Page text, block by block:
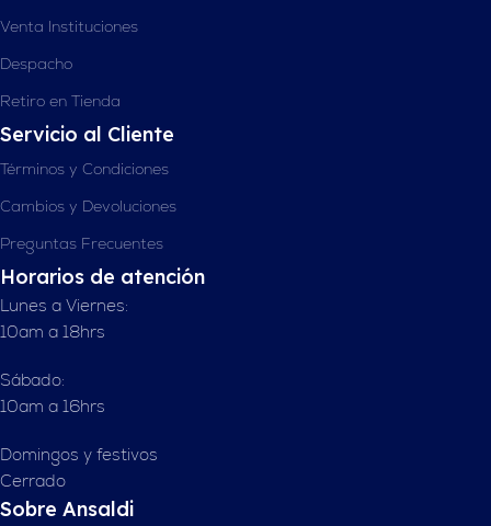
Venta Instituciones
Despacho
Retiro en Tienda
Servicio al Cliente
Términos y Condiciones
Cambios y Devoluciones
Preguntas Frecuentes
Horarios de atención
Lunes a Viernes:
10am a 18hrs
Sábado:
10am a 16hrs
Domingos y festivos
Cerrado
Sobre Ansaldi